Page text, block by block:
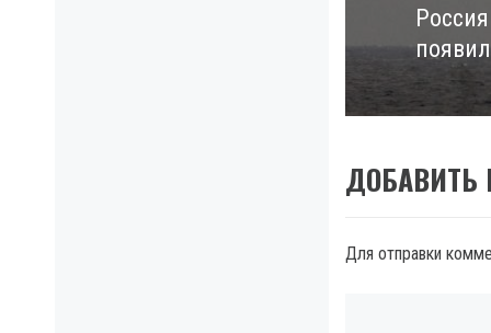
Next
post:
ДОБАВИТЬ
Для отправки